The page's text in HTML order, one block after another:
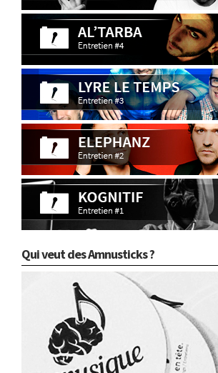
Qui veut des Amnusticks ?